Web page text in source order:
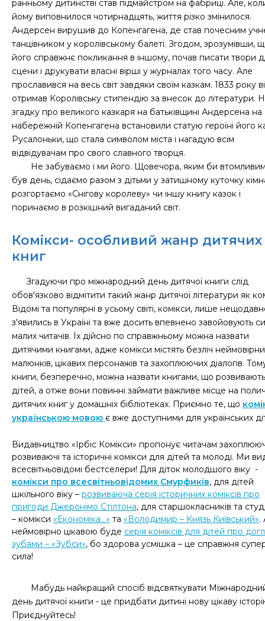
ранньому дитинстві став підмайстром на фабриці. Але,
йому виповнилося чотирнадцять, життя різко змінилося.
Андерсен вирушив до Копенгагена, де став почесним
танцівником у королівському балеті. Згодом, зрозумівши,
його справжнє покликання в іншому, почав писати твори
сцени і друкувати власні вірші у журналах того часу. Але
прославився на весь світ завдяки своїм казкам. 1833 року
отримав Королівську стипендію за внесок до літератури.
згадку про великого казкаря на батьківщині Андерсена на
набережній Копенгагена встановили статую героїні його
Русалоньки, що стала символом міста і нагадую всім
відвідувачам про свого славного творця.
Не забуваємо і ми його. Щовечора, яким би
був день, сідаємо разом з дітьми у затишному куточку
розгортаємо «Снігову королеву» чи іншу книгу казок і
поринаємо в розкішний вигаданий світ.
Комікси- особливий жанр дитячих
книг
Згадуючи про міжнародний день дитячої книги слід
обов'язково відмітити такий жанр дитячої літератури як
Відомі та популярні в усьому світі, комікси, лише
з'явились в Україні та вже досить впевнено завойовують
малих читачів. Їх дійсно по справжньому можна назвати
дитячими книгами, адже комікси містять безліч
малюнків, цікавих персонажів та захоплюючих діалогів.
книги, безперечно, можна назвати книгами, що розвивають
дітей, а отже вони повинні займати важливе місце на
дитячих книг у домашніх бібліотеках. Приємно те, що
українською мовою є вже доступними для українських
Видавництво «Ірбіс Комікси» пропонує читачам
розвиваючі та історичні комікси для дітей та молоді. Ми
всесвітньовідомі бестселери! Для діток молодшого віку -
комікси про всесвітньовідомих Смурфиків, для дітей
шкільного віку – розвиваюча серія історичних коміксів про
пригоди Джеронімо Стілтона, для старшокласників та
– комікси «Економіка...» та «Володимир – Князь Київський».
неймовірно цікавою буде серія коміксів для дітей про
зубами – «Зубси», бо здорова усмішка – це справжня
сила!
Мабудь найкращий спосіб відсвяткувати
день дитячої книги - це придбати дитині нову цікаву
Приєднуйтесь!